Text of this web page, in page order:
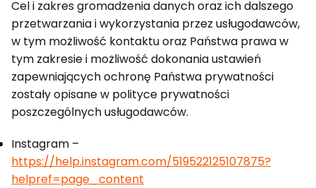
Cel i zakres gromadzenia danych oraz ich dalszego
przetwarzania i wykorzystania przez usługodawców,
w tym możliwość kontaktu oraz Państwa prawa w
tym zakresie i możliwość dokonania ustawień
zapewniających ochronę Państwa prywatności
zostały opisane w polityce prywatności
poszczególnych usługodawców.
Instagram –
https://help.instagram.com/519522125107875?
helpref=page_content